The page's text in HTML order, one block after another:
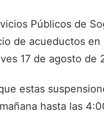
Públicos de
de acueductos
17 de agosto de
estas
hasta las